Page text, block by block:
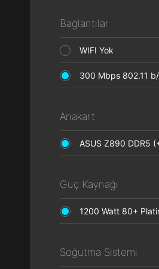
Bağlantılar
WIFI Yok
300 Mbps 802.11
Anakart
ASUS Z890 DDR5
Güç Kaynağı
1200 Watt 80+
Soğutma Sistemi